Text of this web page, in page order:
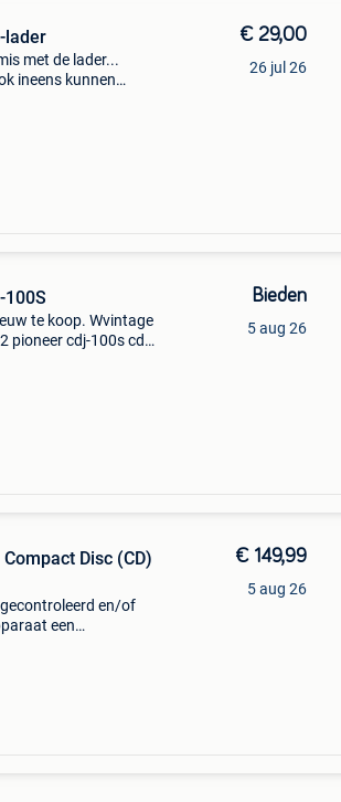
lader
met de lader...
ineens kunnen
€ 29,00
26 jul 26
100S
te koop. Wvintage
pioneer cdj-100s cd-
Bieden
5 aug 26
Disc (CD)
en/of
een
€ 149,99
5 aug 26